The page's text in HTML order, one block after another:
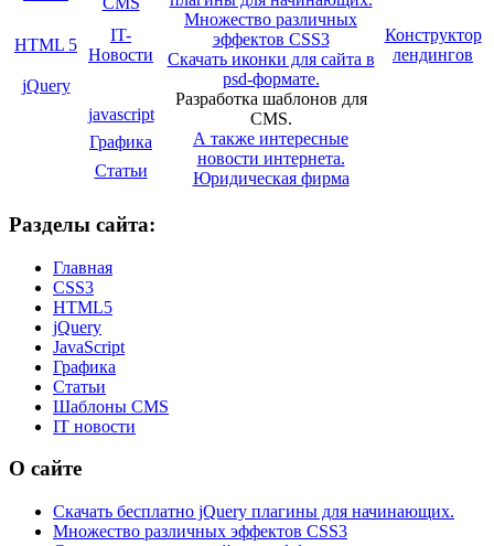
Множество различных
эффектов CSS3
Скачать иконки для сайта в
psd-формате.
Разработка шаблонов для
CMS.
А также интересные
новости интернета.
Юридическая фирма
HTML 5
IT-
Новости
Конструктор
лендингов
jQuery
javascript
Графика
Статьи
Разделы сайта:
Главная
CSS3
HTML5
jQuery
JavaScript
Графика
Статьи
Шаблоны CMS
IT новости
О сайте
Скачать бесплатно jQuery плагины для начинающих.
Множество различных эффектов CSS3